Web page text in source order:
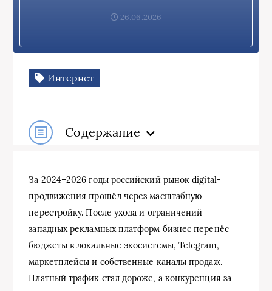
26.06.2026
Интернет
Содержание
За 2024–2026 годы российский рынок digital-
продвижения прошёл через масштабную
перестройку. После ухода и ограничений
западных рекламных платформ бизнес перенёс
бюджеты в локальные экосистемы, Telegram,
маркетплейсы и собственные каналы продаж.
Платный трафик стал дороже, а конкуренция за